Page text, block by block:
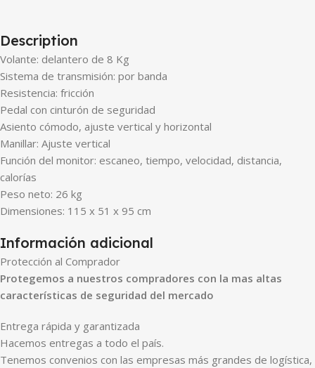
Description
Volante: delantero de 8 Kg
Sistema de transmisión: por banda
Resistencia: fricción
Pedal con cinturón de seguridad
Asiento cómodo, ajuste vertical y horizontal
Manillar: Ajuste vertical
Función del monitor: escaneo, tiempo, velocidad, distancia,
calorías
Peso neto: 26 kg
Dimensiones: 115 x 51 x 95 cm
Información adicional
Protección al Comprador
Protegemos a nuestros compradores con la mas altas
características de seguridad del mercado
Entrega rápida y garantizada
Hacemos entregas a todo el país.
Tenemos convenios con las empresas más grandes de logística,